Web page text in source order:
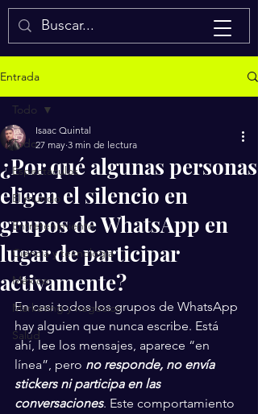
Isaac Quintal
Entrada
Todo
Espectáculos
El mundo
Entretenimiento
Ciencia y tecnología
México
Marketing y negocios
Salud
Todo
¿Por qué algunas personas
eligen el silencio en
grupos de WhatsApp en
lugar de participar
activamente?
Isaac Quintal
27 may 3 min de lectura
En casi todos los grupos de WhatsApp
hay alguien que nunca escribe. Está
ahí, lee los mensajes, aparece “en
línea”, pero no responde, no envía
stickers ni participa en las
conversaciones. Este comportamiento